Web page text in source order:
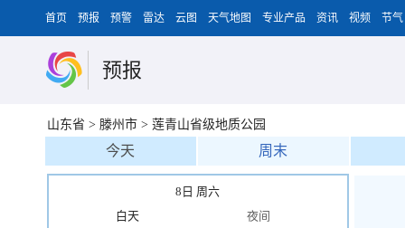
首页 预报 预警 雷达 云图 天气地图 专业产品 资讯 视频 节气
预报
山东省 > 滕州市 > 莲青山省级地质公园
今天 周末
8日 周六
白天
夜间